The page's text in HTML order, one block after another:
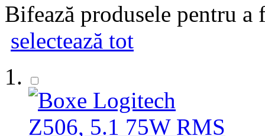
Bifează produsele pentru a
selectează tot